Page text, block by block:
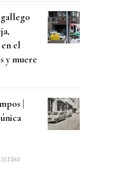
el
y muere
|